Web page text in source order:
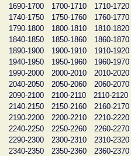
1690-1700
1700-1710 1710-1720
1740-1750
1750-1760 1760-1770
1790-1800
1800-1810 1810-1820
1840-1850
1850-1860 1860-1870
1890-1900
1900-1910 1910-1920
1940-1950
1950-1960 1960-1970
1990-2000
2000-2010 2010-2020
2040-2050
2050-2060 2060-2070
2090-2100
2100-2110 2110-2120
2140-2150
2150-2160 2160-2170
2190-2200
2200-2210 2210-2220
2240-2250
2250-2260 2260-2270
2290-2300
2300-2310 2310-2320
2340-2350
2350-2360 2360-2370